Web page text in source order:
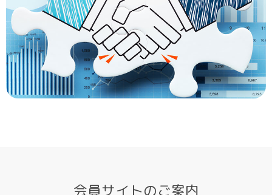
会員サイトのご案内